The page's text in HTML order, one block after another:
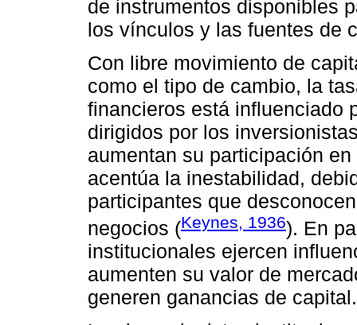
de instrumentos disponibles
los vínculos y las fuentes de
Con libre movimiento de
como el tipo de cambio, la
financieros está influenciado
dirigidos por los
aumentan su participación
acentúa la inestabilidad,
participantes que
negocios (Keynes, 1936). En
institucionales ejercen
aumenten su valor de
generen ganancias de capital.